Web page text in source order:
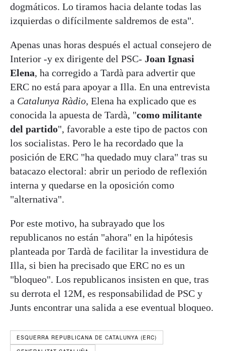
dogmáticos. Lo tiramos hacia delante todas las
izquierdas o difícilmente saldremos de esta".
Apenas unas horas después el actual consejero de
Interior -y ex dirigente del PSC- Joan Ignasi
Elena, ha corregido a Tardà para advertir que
ERC no está para apoyar a Illa. En una entrevista
a Catalunya Ràdio, Elena ha explicado que es
conocida la apuesta de Tardà, "como militante
del partido", favorable a este tipo de pactos con
los socialistas. Pero le ha recordado que la
posición de ERC "ha quedado muy clara" tras su
batacazo electoral: abrir un periodo de reflexión
interna y quedarse en la oposición como
"alternativa".
Por este motivo, ha subrayado que los
republicanos no están "ahora" en la hipótesis
planteada por Tardà de facilitar la investidura de
Illa, si bien ha precisado que ERC no es un
"bloqueo". Los republicanos insisten en que, tras
su derrota el 12M, es responsabilidad de PSC y
Junts encontrar una salida a ese eventual bloqueo.
ESQUERRA REPUBLICANA DE CATALUNYA (ERC)